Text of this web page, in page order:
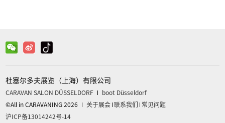
杜塞尔多夫展览（上海）有限公司
CARAVAN SALON DÜSSELDORF
boot Düsseldorf
©All in CARAVANING 2026
关于展会 联系我们
常见问题
沪ICP备13014242号-14